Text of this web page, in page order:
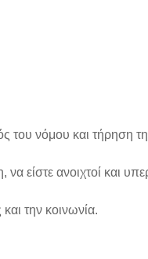
του νόμου και τήρηση
είστε ανοιχτοί και
την κοινωνία.